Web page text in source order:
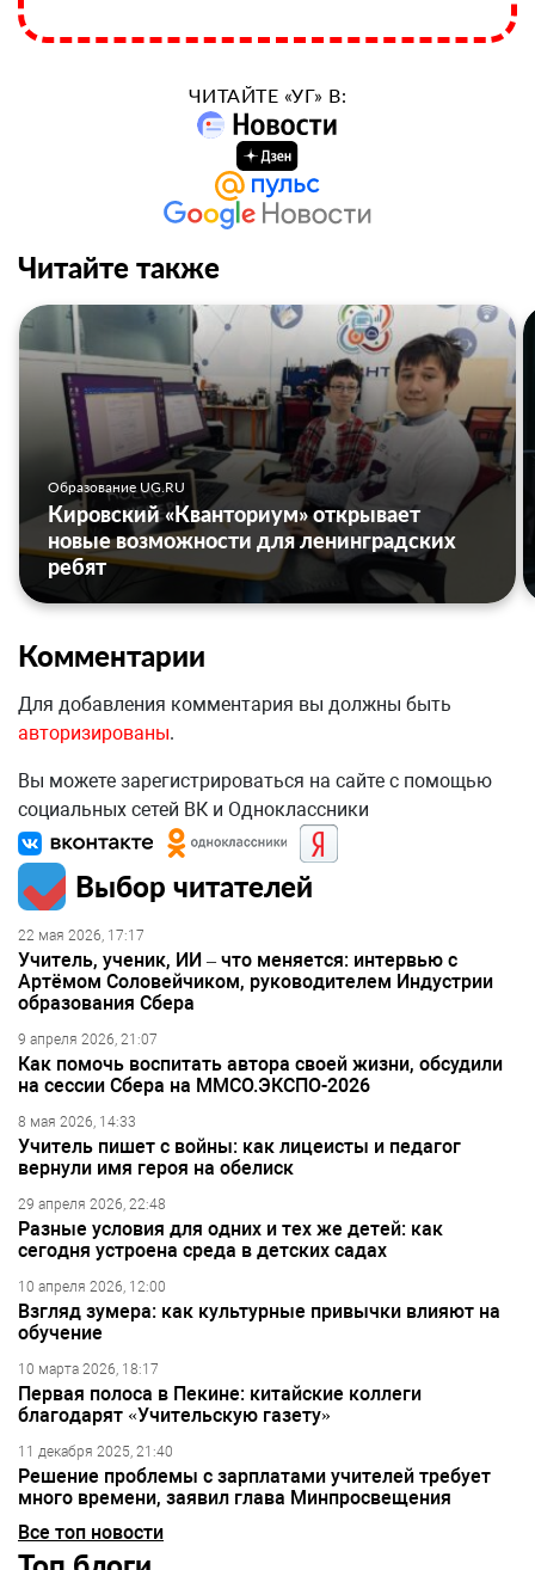
ЧИТАЙТЕ «УГ» В:
Читайте также
Образование UG.RU
Кировский «Кванториум» открывает
новые возможности для ленинградских
ребят
Комментарии
Для добавления комментария вы должны быть
авторизированы.
Вы можете зарегистрироваться на сайте с помощью
социальных сетей ВК и Одноклассники
Выбор читателей
22 мая 2026, 17:17
Учитель, ученик, ИИ – что меняется: интервью с
Артёмом Соловейчиком, руководителем Индустрии
образования Сбера
9 апреля 2026, 21:07
Как помочь воспитать автора своей жизни, обсудили
на сессии Сбера на ММСО.ЭКСПО-2026
8 мая 2026, 14:33
Учитель пишет с войны: как лицеисты и педагог
вернули имя героя на обелиск
29 апреля 2026, 22:48
Разные условия для одних и тех же детей: как
сегодня устроена среда в детских садах
10 апреля 2026, 12:00
Взгляд зумера: как культурные привычки влияют на
обучение
10 марта 2026, 18:17
Первая полоса в Пекине: китайские коллеги
благодарят «Учительскую газету»
11 декабря 2025, 21:40
Решение проблемы с зарплатами учителей требует
много времени, заявил глава Минпросвещения
Все топ новости